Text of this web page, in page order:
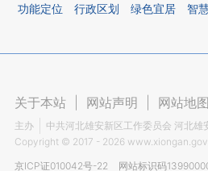
功能定位 行政区划 绿色宜居 智
关于本站 网站声明 网站地图
主办
中共河北雄安新区工作委员会 河北雄
Copyright © 2017 - 2026
京ICP证010042号-22
网站标识码